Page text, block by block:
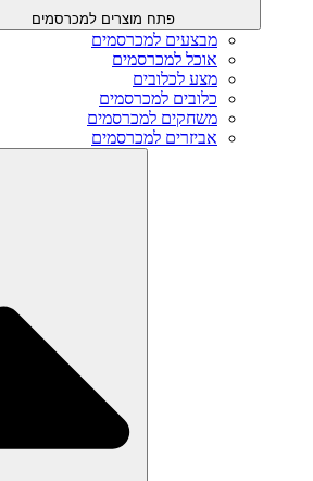
פתח מוצרים למכרסמים
מבצעים למכרסמים
אוכל למכרסמים
מצע לכלובים
כלובים למכרסמים
משחקים למכרסמים
אביזרים למכרסמים